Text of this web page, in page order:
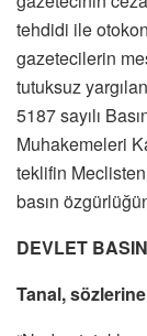
tehdidi ile
gazetecilerin
tutuksuz
5187 sayılı
Muhakemeleri
teklifin
basın
DEVLET
Tanal,